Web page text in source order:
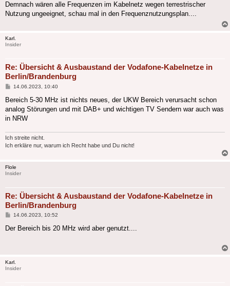
Demnach wären alle Frequenzen im Kabelnetz wegen terrestrischer
Nutzung ungeeignet, schau mal in den Frequenznutzungsplan....
Karl.
Insider
Re: Übersicht & Ausbaustand der Vodafone-Kabelnetze in
Berlin/Brandenburg
Beitrag
14.06.2023, 10:40
Bereich 5-30 MHz ist nichts neues, der UKW Bereich verursacht schon
analog Störungen und mit DAB+ und wichtigen TV Sendern war auch was
in NRW
Ich streite nicht.
Ich erkläre nur, warum ich Recht habe und Du nicht!
Flole
Insider
Re: Übersicht & Ausbaustand der Vodafone-Kabelnetze in
Berlin/Brandenburg
Beitrag
14.06.2023, 10:52
Der Bereich bis 20 MHz wird aber genutzt....
Karl.
Insider